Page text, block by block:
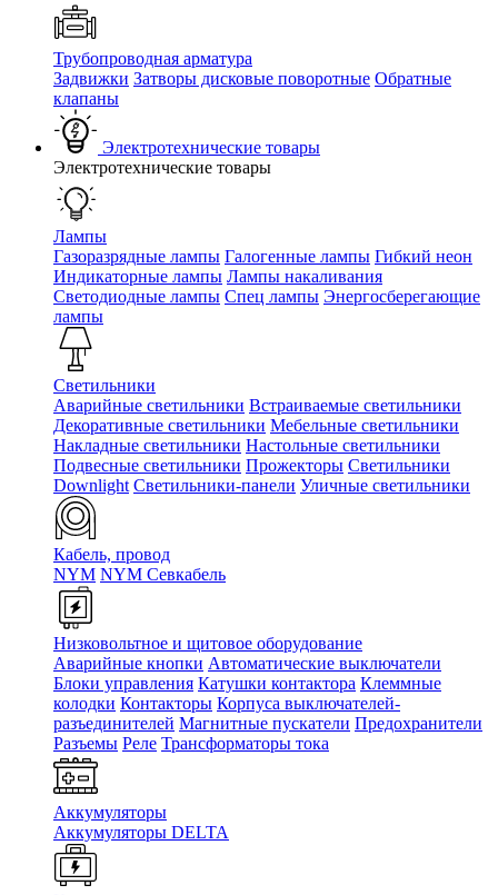
Трубопроводная арматура
Задвижки Затворы дисковые поворотные Обратные
клапаны
Электротехнические товары
Электротехнические товары
Лампы
Газоразрядные лампы Галогенные лампы Гибкий неон
Индикаторные лампы Лампы накаливания
Светодиодные лампы Спец лампы Энергосберегающие
лампы
Светильники
Аварийные светильники Встраиваемые светильники
Декоративные светильники Мебельные светильники
Накладные светильники Настольные светильники
Подвесные светильники Прожекторы Светильники
Downlight Светильники-панели Уличные светильники
Кабель, провод
NYM NYM Севкабель
Низковольтное и щитовое оборудование
Аварийные кнопки Автоматические выключатели
Блоки управления Катушки контактора Клеммные
колодки Контакторы Корпуса выключателей-
разъединителей Магнитные пускатели Предохранители
Разъемы Реле Трансформаторы тока
Аккумуляторы
Аккумуляторы DELTA